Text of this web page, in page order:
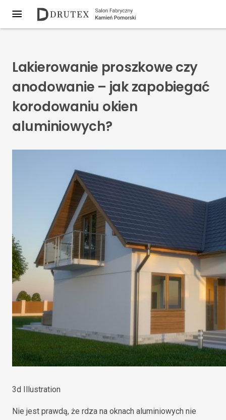
Lakierowanie proszkowe czy
anodowanie – jak zapobiegać
korodowaniu okien
aluminiowych?
3d Illustration
Nie jest prawdą, że rdza na oknach aluminiowych nie